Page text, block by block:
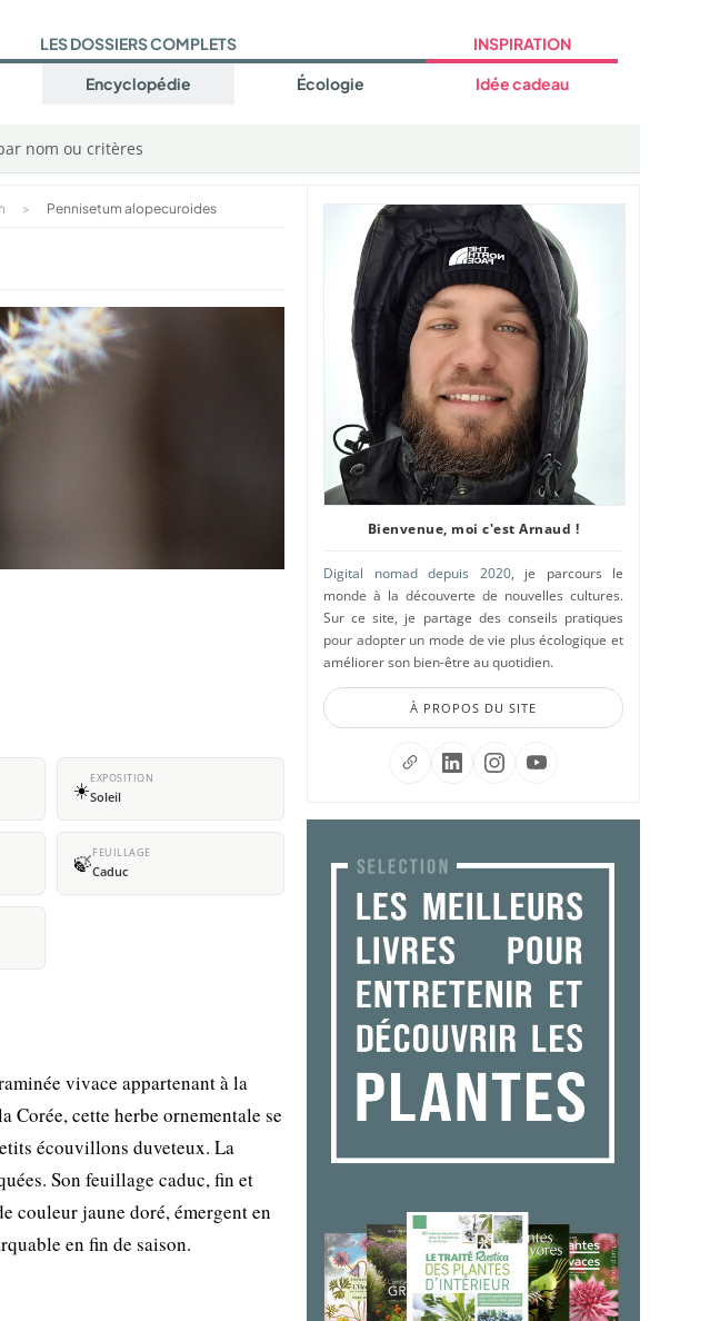
LES DOSSIERS COMPLETS
Encyclopédie Écologie
INSPIRATION
Idée cadeau
nom ou critères
> Pennisetum alopecuroides
☀️EXPOSITION
Soleil
🍃FEUILLAGE
Caduc
vivace appartenant à la
Corée, cette herbe ornementale se
écouvillons duveteux. La
Son feuillage caduc, fin et
couleur jaune doré, émergent en
en fin de saison.
Bienvenue, moi c'est Arnaud !
Digital nomad depuis 2020, je parcours le
monde à la découverte de nouvelles cultures.
Sur ce site, je partage des conseils pratiques
pour adopter un mode de vie plus écologique et
améliorer son bien-être au quotidien.
À PROPOS DU SITE